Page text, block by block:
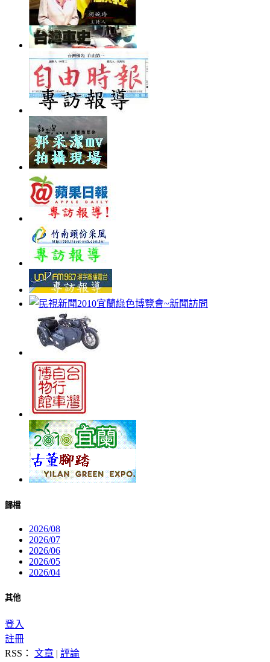
歸檔
2026/08
2026/07
2026/06
2026/05
2026/04
其他
登入
註冊
RSS： 文章 | 評論